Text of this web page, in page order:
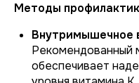
Методы
Внутримышечное
Рекомендованный
обеспечивает